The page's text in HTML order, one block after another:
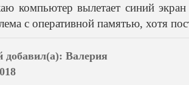
компьютер вылетает синий
с оперативной памятью, хотя
добавил(а): Валерия